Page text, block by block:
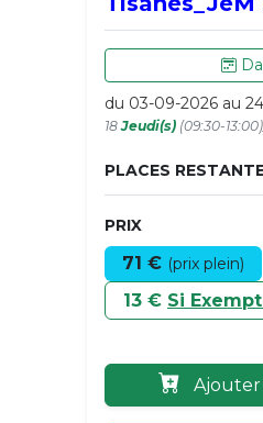
du 03-09-2026 au
18Jeudi(s) (09:30-13:00)_
PLACES
PRIX
71 € (prix plein)
13 € Si
Ajouter